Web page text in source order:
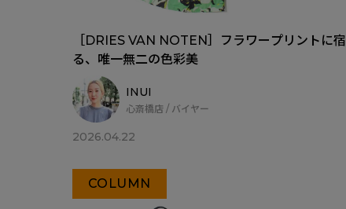
［DRIES VAN NOTEN］フラワープリントに宿
る、唯一無二の色彩美
INUI
心斎橋店 / バイヤー
2026.04.22
COLUMN